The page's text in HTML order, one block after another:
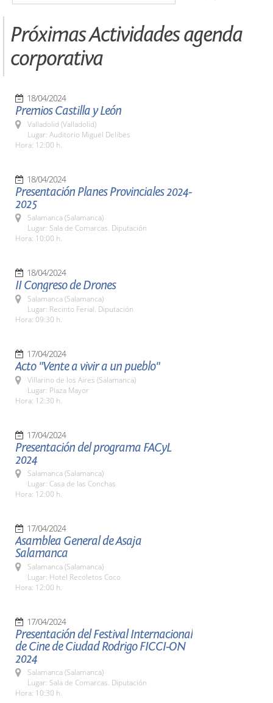
Próximas Actividades agenda
corporativa
18/04/2024
Premios Castilla y León
Valladolid (Valladolid)
Lugar: Auditorio Miguel Delibes
Hora: 12:00 h.
18/04/2024
Presentación Planes Provinciales 2024-
2025
Salamanca (Salamanca)
Lugar: Sala de Comarcas. Diputación
Hora: 10:00 h.
18/04/2024
II Congreso de Drones
Salamanca (Salamanca)
Lugar: Recinto Ferial. Diputación
Hora: 09:30 h.
17/04/2024
Acto "Vente a vivir a un pueblo"
Villarino de los Aires (Salamanca)
Lugar: Plaza Mayor
Hora: 12:30 h.
17/04/2024
Presentación del programa FACyL
2024
Salamanca (Salamanca)
Lugar: Casa de las Conchas
Hora: 12:00 h.
17/04/2024
Asamblea General de Asaja
Salamanca
Salamanca (Salamanca)
Lugar: Hotel Recoletos Coco
Hora: 12:00 h.
17/04/2024
Presentación del Festival Internacional
de Cine de Ciudad Rodrigo FICCI-ON
2024
Salamanca (Salamanca)
Lugar: Sala de Comarcas. Diputación
Hora: 10:30 h.